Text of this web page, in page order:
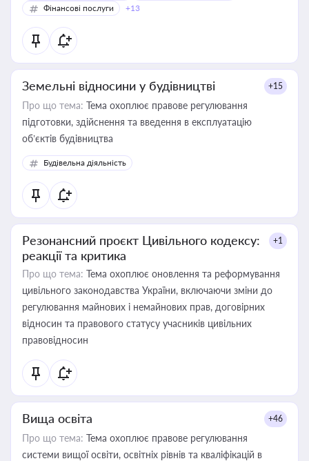
Фінансові послуги
+13
Земельні відносини у будівництві +15
Про що тема: Тема охоплює правове регулювання
підготовки, здійснення та введення в експлуатацію
об’єктів будівництва
Будівельна діяльність
Резонансний проєкт Цивільного кодексу:
реакції та критика
+1
Про що тема: Тема охоплює оновлення та реформування
цивільного законодавства України, включаючи зміни до
регулювання майнових і немайнових прав, договірних
відносин та правового статусу учасників цивільних
правовідносин
Вища освіта +46
Про що тема: Тема охоплює правове регулювання
системи вищої освіти, освітніх рівнів та кваліфікацій в